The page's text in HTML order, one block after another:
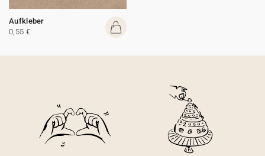
Aufkleber
0,55 €